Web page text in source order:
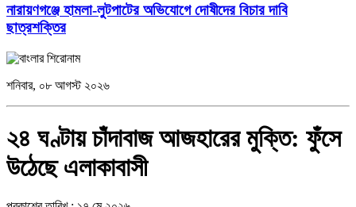
নারায়ণগঞ্জে হামলা-লুটপাটের অভিযোগে দোষীদের বিচার দাবি
ছাত্রশক্তির
শনিবার, ০৮ আগস্ট ২০২৬
২৪ ঘণ্টায় চাঁদাবাজ আজহারের মুক্তি: ফুঁসে
উঠেছে এলাকাবাসী